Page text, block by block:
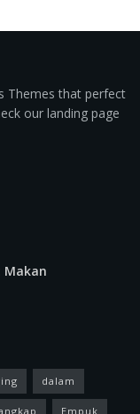
Themes that perfect
our landing page
dalam
Empuk